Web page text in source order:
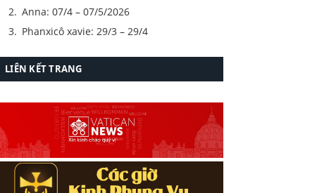
Anna: 07/4 – 07/5/2026
Phanxicô xavie: 29/3 – 29/4
LIÊN KẾT TRANG